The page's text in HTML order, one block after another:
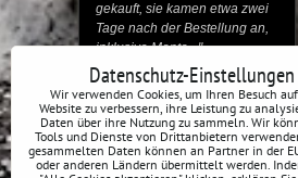
gekauft, sie kamen etwa zwei
Tage nach der Bestellung an,
inklusive Monta..."
josef helmich
★★★★★
"Hier gibt es viele Dinge, die
du für dein Drift-Auto
verwenden kannst, egal ob
Datenschutz-Einstellungen
Wir verwenden Cookies, um Ihren Besuch
Website zu verbessern, ihre Leistung zu
Daten über ihre Nutzung zu sammeln. Wir
Tools und Dienste von Drittanbietern
gesammelten Daten können an Partner in der
oder anderen Ländern übermittelt werden.